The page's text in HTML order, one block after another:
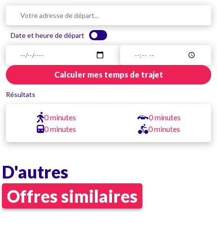
Date et heure de départ
Calculer mes temps de trajet
Résultats
0 minutes
0 minutes
0 minutes
0 minutes
D'autres
Offres similaires